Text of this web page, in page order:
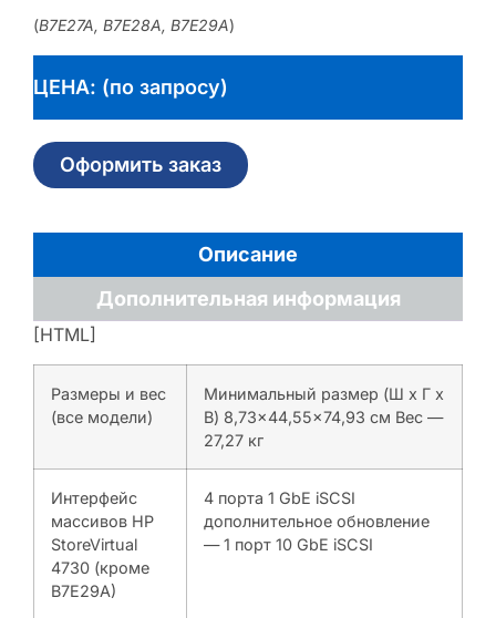
(B7E27A, B7E28A, B7E29A)
ЦЕНА: (по запросу)
Оформить заказ
Описание
Дополнительная информация
[HTML]
Размеры и вес
(все модели)
Минимальный размер (Ш x Г x
В) 8,73×44,55×74,93 см Вес —
27,27 кг
Интерфейс
массивов HP
StoreVirtual
4730 (кроме
B7E29A)
4 порта 1 GbE iSCSI
дополнительное обновление
— 1 порт 10 GbE iSCSI